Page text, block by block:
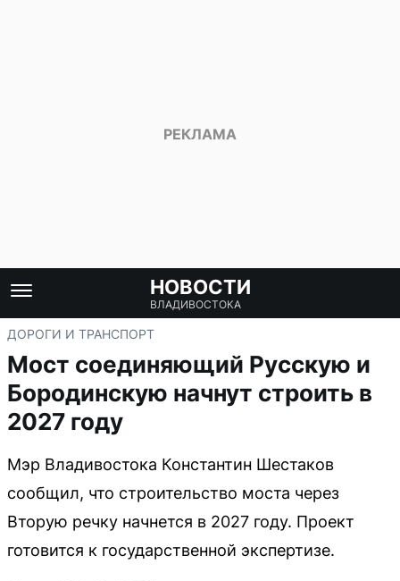
НОВОСТИ
ВЛАДИВОСТОКА
ДОРОГИ И ТРАНСПОРТ
Мост соединяющий Русскую и
Бородинскую начнут строить в
2027 году
Мэр Владивостока Константин Шестаков
сообщил, что строительство моста через
Вторую речку начнется в 2027 году. Проект
готовится к государственной экспертизе.